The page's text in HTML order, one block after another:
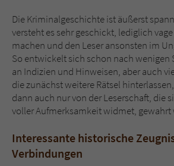
Die Kriminalgeschichte ist äußerst
versteht es sehr geschickt, lediglich
machen und den Leser ansonsten im
So entwickelt sich schon nach wenigen
an Indizien und Hinweisen, aber auch
die zunächst weitere Rätsel
dann auch nur von der Leserschaft, die
voller Aufmerksamkeit widmet, gewahrt
Interessante historische
Verbindungen